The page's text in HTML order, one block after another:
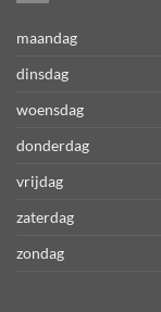
maandag
dinsdag
woensdag
donderdag
vrijdag
zaterdag
zondag